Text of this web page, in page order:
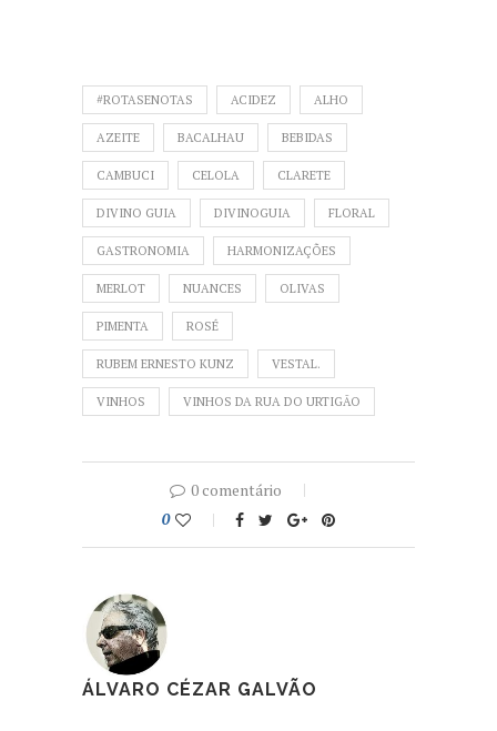
#ROTASENOTAS ACIDEZ ALHO
AZEITE BACALHAU BEBIDAS
CAMBUCI CELOLA CLARETE
DIVINO GUIA DIVINOGUIA FLORAL
GASTRONOMIA HARMONIZAÇÕES
MERLOT NUANCES OLIVAS
PIMENTA ROSÉ
RUBEM ERNESTO KUNZ VESTAL.
VINHOS VINHOS DA RUA DO URTIGÃO
0 comentário
0
ÁLVARO CÉZAR GALVÃO